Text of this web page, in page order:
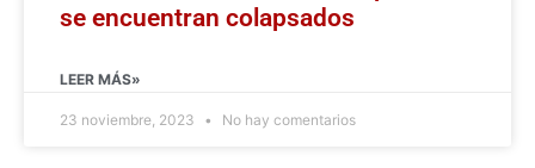
se encuentran colapsados
LEER MÁS»
23 noviembre, 2023 No hay comentarios